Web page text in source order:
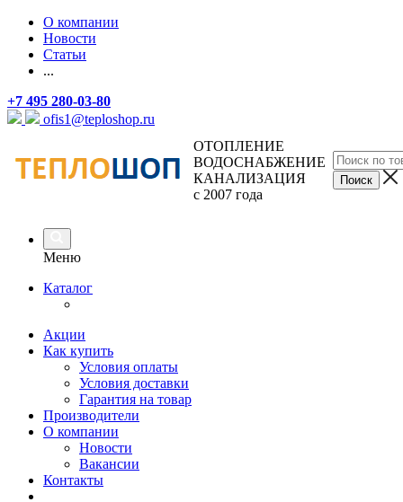
О компании
Новости
Статьи
...
+7 495 280-03-80
ofis1@teploshop.ru
ОТОПЛЕНИЕ
ВОДОСНАБЖЕНИЕ
КАНАЛИЗАЦИЯ
с 2007 года
Меню
Каталог
Акции
Как купить
Условия оплаты
Условия доставки
Гарантия на товар
Производители
О компании
Новости
Вакансии
Контакты